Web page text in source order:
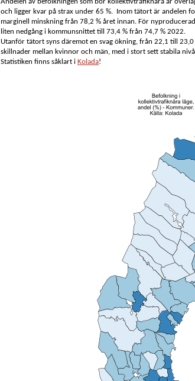
och ligger kvar på strax under 65 %. Inom tätort är andelen
marginell minskning från 78,2 % året innan. För
liten nedgång i kommunsnittet till 73,4 % från 74,7 % 2022.
Utanför tätort syns däremot en svag ökning, från 22,1 till 23,0
skillnader mellan kvinnor och män, med i stort sett stabila
Statistiken finns såklart i Kolada!